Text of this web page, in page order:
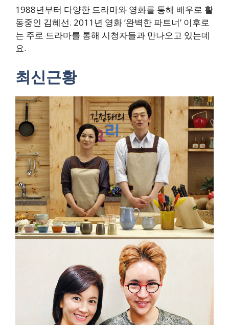
1988년부터 다양한 드라마와 영화를 통해 배우로 활
동중인 김혜선. 2011년 영화 ‘완벽한 파트너’ 이후로
는 주로 드라마를 통해 시청자들과 만나오고 있는데
요.
최신근황